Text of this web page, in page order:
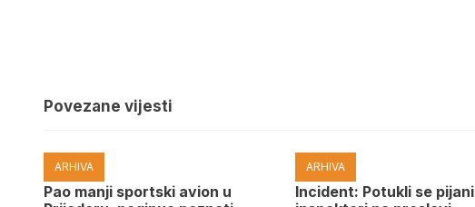
Povezane vijesti
ARHIVA
Pao manji sportski avion u
ARHIVA
Incident: Potukli se pijani